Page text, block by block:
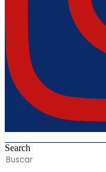
Search